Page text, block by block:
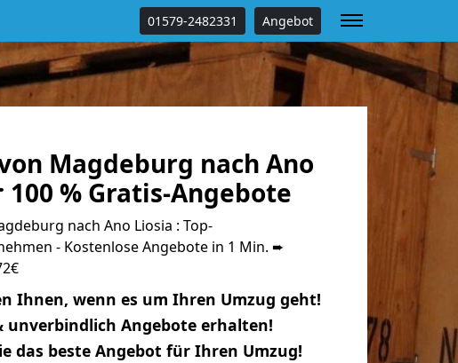
01579-2482331 Angebot
Magdeburg nach Ano
% Gratis-Angebote
nach Ano Liosia : Top-
- Kostenlose Angebote in 1 Min. ➨
Ihnen, wenn es um Ihren Umzug geht!
unverbindlich Angebote erhalten!
das beste Angebot für Ihren Umzug!